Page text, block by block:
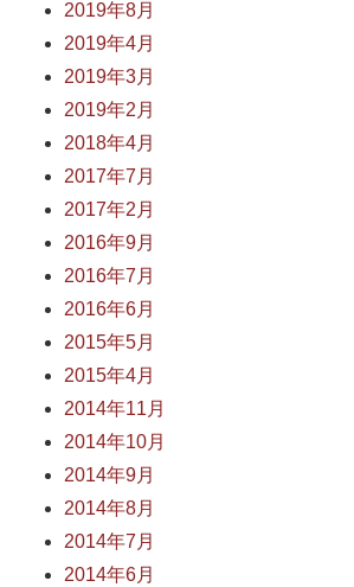
2019年8月
2019年4月
2019年3月
2019年2月
2018年4月
2017年7月
2017年2月
2016年9月
2016年7月
2016年6月
2015年5月
2015年4月
2014年11月
2014年10月
2014年9月
2014年8月
2014年7月
2014年6月